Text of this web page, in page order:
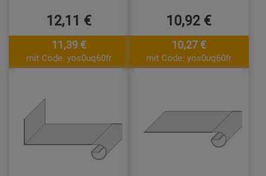
12,11 €
11,39 €
mit Code: yos0uq60fr
10,92 €
10,27 €
mit Code: yos0uq60fr